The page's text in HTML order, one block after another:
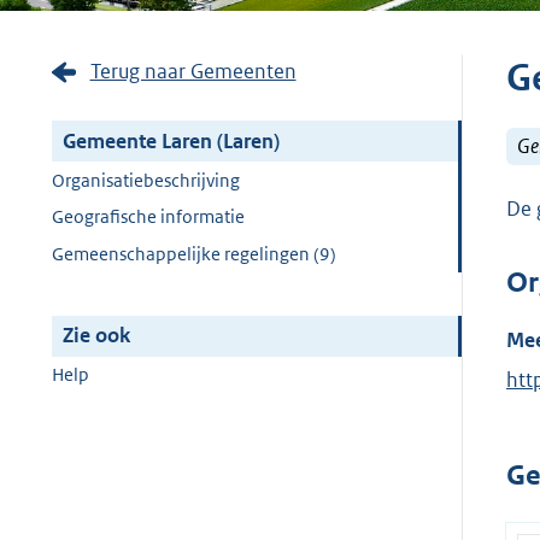
Terug naar Gemeenten
Gemeente Laren (Laren)
Organisatiebeschrijving
Geografische informatie
Gemeenschappelijke regelingen (9)
Zie ook
Help
De
E
e